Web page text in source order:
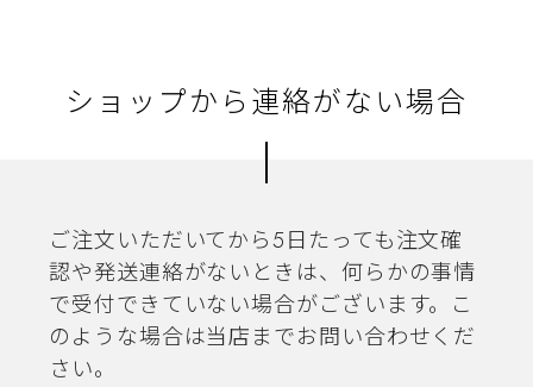
ショップから連絡がない場合
ご注文いただいてから5日たっても注文確
認や発送連絡がないときは、何らかの事情
で受付できていない場合がございます。こ
のような場合は当店までお問い合わせくだ
さい。